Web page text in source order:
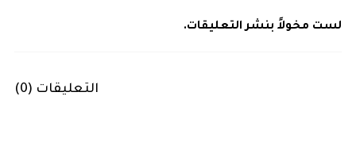
لست مخولاً بنشر التعليقات.
التعليقات (0
)